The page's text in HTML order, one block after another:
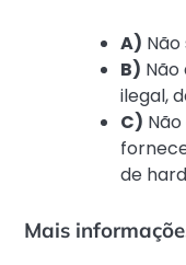
A)
B)
ilegal,
C)
de
Mais